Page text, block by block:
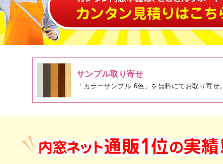
サンプル取り寄せ
「カラーサンプル 6色」を無料にてお取り寄せ。